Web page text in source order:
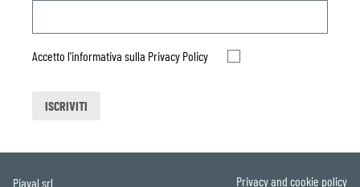
Accetto l'informativa sulla Privacy Policy
Piaval srl
Privacy and cookie policy